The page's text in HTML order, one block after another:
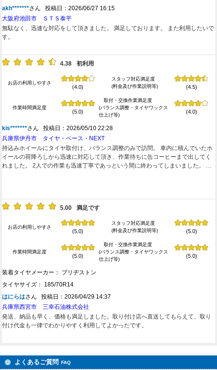
akh*******さん 投稿日：2026/06/27 16:15
大阪府池田市 ＳＴＳ泰平
無駄なく、迅速な対応をして頂きました。 満足しております。 また利用したいで
す。
4.38 初利用
お店の利用しやすさ
(4.0)
スタッフ対応満足度
(料金及び作業説明等)
(4.5)
作業時間満足度
(5.0)
取付・交換作業満足度
(バランス調整・タイヤワックス
仕上げ等)
(4.0)
kis*******さん 投稿日：2026/05/10 22:28
兵庫県伊丹市 タイヤ・ベース・NEXT
持込みホイールにタイヤ取付け、バランス調整のみで訪問。 車内に積んでいたホ
イールの荷降ろしから迅速に対応して頂き、作業待ちに缶コーヒーまで出してく
れました。 2人での作業も迅速丁寧であっという間に終わってしまいました。 着
5.00 満足です
お店の利用しやすさ
(5.0)
スタッフ対応満足度
(料金及び作業説明等)
(5.0)
作業時間満足度
(5.0)
取付・交換作業満足度
(バランス調整・タイヤワックス
仕上げ等)
(5.0)
装着タイヤメーカー： ブリヂストン
タイヤサイズ： 185/70R14
はにらはさん 投稿日：2026/04/29 14:37
兵庫県西宮市 三幸石油株式会社
発送、納品も早く、価格も満足しました。取り付け店へ直送してもらえて、取り
付け代金も一律でわかりやすく利用してよかったです。
よくあるご質問 FAQ